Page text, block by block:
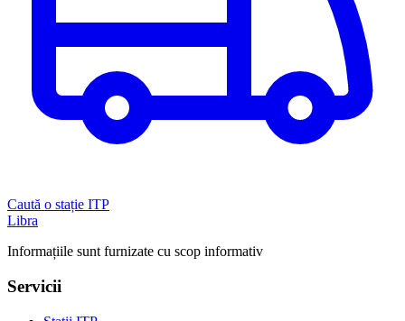
Caută o stație ITP
Libra
Informațiile sunt furnizate cu scop informativ
Servicii